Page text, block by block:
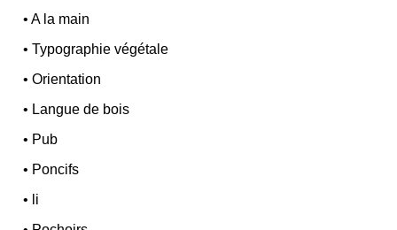
•A la main
•Typographie végétale
•Orientation
• Langue de bois
• Pub
• Poncifs
• li